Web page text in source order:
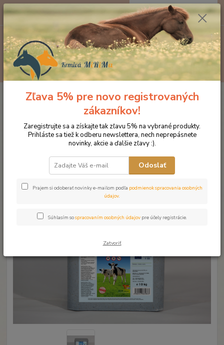
Menu
0ks
za0 €
Minerálne lizy pre hospodárske zvieratá
Minerálny liz s prírodnými
arómami odpudzujúcimi hmyz Anti-Insect (Balenie 10kg)
Minerálny liz s prírodnými
arómami odpudzujúcimi hmyz
Anti-Insect (Balenie 10kg)
Zľava 5% pre novo registrovaných
zákazníkov!
Zaregistrujte sa a získajte tak zľavu 5% na vybrané produkty.
Prihláste sa tiež k odberu newslettera, nech neprepásnete
novinky, akcie a ďalšie zľavy :).
Odoslať
Prajem si odoberať novinky e-mailom podľa podmienok spracovania osobných
údajov.
Súhlasím sospracovaním osobných údajov pre účely registrácie.
Zatvoriť